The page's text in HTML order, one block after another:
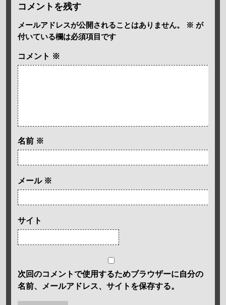
コメントを残す
メールアドレスが公開されることはありません。 ※ が
付いている欄は必須項目です
コメント ※
名前 ※
メール ※
サイト
次回のコメントで使用するためブラウザーに自分の
名前、メールアドレス、サイトを保存する。